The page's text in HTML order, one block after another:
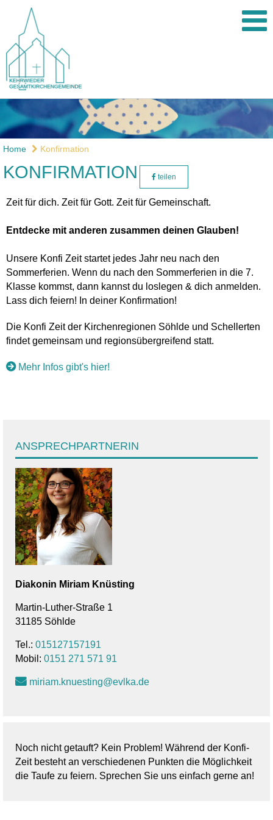
Home Konfirmation
KONFIRMATION teilen
Zeit für dich. Zeit für Gott. Zeit für Gemeinschaft.
Entdecke mit anderen zusammen deinen Glauben!
Unsere Konfi Zeit startet jedes Jahr neu nach den
Sommerferien. Wenn du nach den Sommerferien in die 7.
Klasse kommst, dann kannst du loslegen & dich anmelden.
Lass dich feiern! In deiner Konfirmation!
Die Konfi Zeit der Kirchenregionen Söhlde und Schellerten
findet gemeinsam und regionsübergreifend statt.
Mehr Infos gibt's hier!
ANSPRECHPARTNERIN
Diakonin Miriam Knüsting
Martin-Luther-Straße 1
31185 Söhlde
Tel.: 015127157191
Mobil: 0151 271 571 91
miriam.knuesting@evlka.de
Noch nicht getauft? Kein Problem! Während der Konfi-
Zeit besteht an verschiedenen Punkten die Möglichkeit
die Taufe zu feiern. Sprechen Sie uns einfach gerne an!